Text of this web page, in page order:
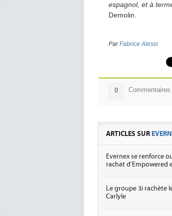
espagnol, et à
Demolin.
ParFabrice Alessi
0 Commentaires
ARTICLES SUR
Evernex se renforce
rachat d'Empowered
Le groupe 3i rachète
Carlyle